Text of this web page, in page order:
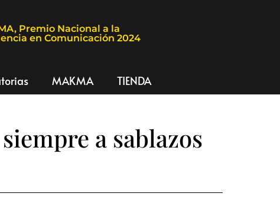
Premio Nacional a la
en Comunicación 2024
MAKMA TIENDA
a sablazos